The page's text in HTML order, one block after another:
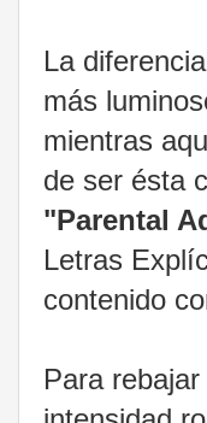
La
más
mientras
de ser ésta
"Parental
Letras
contenido
Para